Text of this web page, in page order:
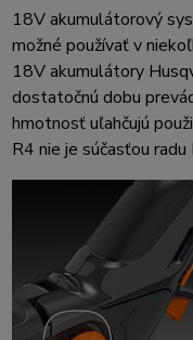
18V akumulátorový
možné používať v
18V akumulátory
dostatočnú dobu
hmotnosť uľahčujú
R4 nie je súčasťou